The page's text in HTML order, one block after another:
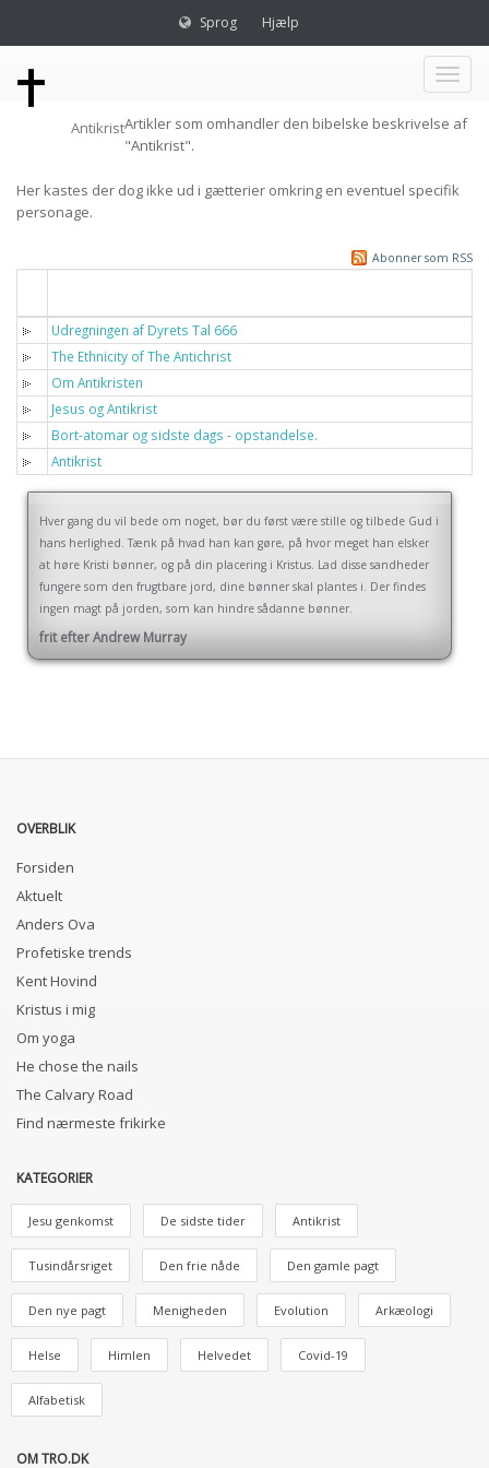
Sprog Hjælp
Toggle
AntikristArtikler som omhandler den bibelske beskrivelse af
"Antikrist".
Her kastes der dog ikke ud i gætterier omkring en eventuel specifik
personage.
Abonner som RSS
Udregningen af Dyrets Tal 666
The Ethnicity of The Antichrist
Om Antikristen
Jesus og Antikrist
Bort-atomar og sidste dags - opstandelse.
Antikrist
Hver gang du vil bede om noget, bør du først være stille og tilbede Gud i
hans herlighed. Tænk på hvad han kan gøre, på hvor meget han elsker
at høre Kristi bønner, og på din placering i Kristus. Lad disse sandheder
fungere som den frugtbare jord, dine bønner skal plantes i. Der findes
ingen magt på jorden, som kan hindre sådanne bønner.
frit efter Andrew Murray
OVERBLIK
Forsiden
Aktuelt
Anders Ova
Profetiske trends
Kent Hovind
Kristus i mig
Om yoga
He chose the nails
The Calvary Road
Find nærmeste frikirke
KATEGORIER
Jesu genkomst De sidste tider Antikrist
Tusindårsriget Den frie nåde Den gamle pagt
Den nye pagt Menigheden Evolution Arkæologi
Helse Himlen Helvedet Covid-19
Alfabetisk
OM TRO.DK